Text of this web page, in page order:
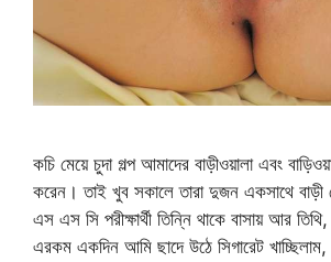
কচি মেয়ে চুদা গল্প আমাদের বাড়ীওয়ালা এবং
করেন। তাই খুব সকালে তারা দুজন একসাথে বাড়ী
এস এস সি পরীক্ষার্থী তিন্নি থাকে বাসায় আর
এরকম একদিন আমি ছাদে উঠে সিগারেট খাচ্ছিলাম,